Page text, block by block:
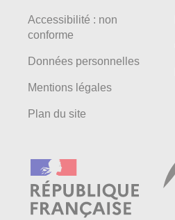
Accessibilité : non
conforme
Données personnelles
Mentions légales
Plan du site